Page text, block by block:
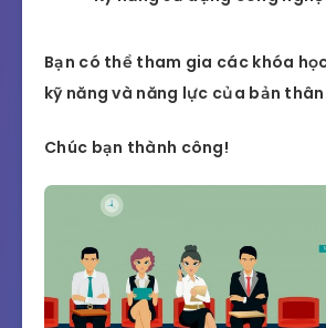
Bạn có thể tham gia các khóa
kỹ năng và năng lực của bản
Chúc bạn thành công!